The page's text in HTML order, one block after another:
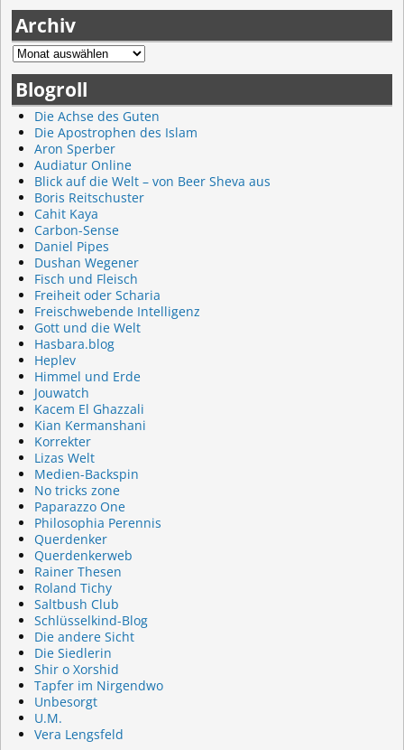
Archiv
Blogroll
Die Achse des Guten
Die Apostrophen des Islam
Aron Sperber
Audiatur Online
Blick auf die Welt – von Beer Sheva aus
Boris Reitschuster
Cahit Kaya
Carbon-Sense
Daniel Pipes
Dushan Wegener
Fisch und Fleisch
Freiheit oder Scharia
Freischwebende Intelligenz
Gott und die Welt
Hasbara.blog
Heplev
Himmel und Erde
Jouwatch
Kacem El Ghazzali
Kian Kermanshani
Korrekter
Lizas Welt
Medien-Backspin
No tricks zone
Paparazzo One
Philosophia Perennis
Querdenker
Querdenkerweb
Rainer Thesen
Roland Tichy
Saltbush Club
Schlüsselkind-Blog
Die andere Sicht
Die Siedlerin
Shir o Xorshid
Tapfer im Nirgendwo
Unbesorgt
U.M.
Vera Lengsfeld